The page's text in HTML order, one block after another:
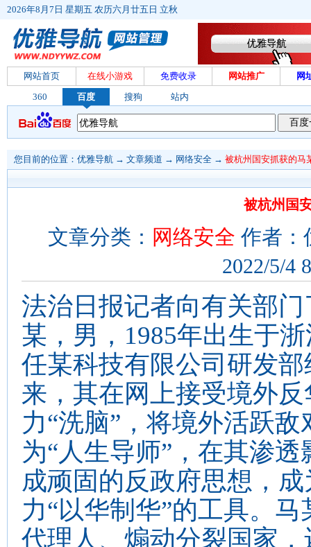
2026年8月7日 星期五 农历六月廿五日 立秋
网站首页 在线小游戏 免费收录 网站推广
网
360
百度 搜狗 站内
您目前的位置： 优雅导航 → 文章频道 → 网络安全 → 被杭州国安抓获的马
被杭州国
文章分类： 网络安全 作者：
2022/5/4
法治日报记者向有关部
某，男，1985年出生于
任某科技有限公司研发
来，其在网上接受境外
力“洗脑”，将境外活跃敌
为“人生导师”，在其渗
成顽固的反政府思想，
力“以华制华”的工具。
代理人、煽动分裂国家